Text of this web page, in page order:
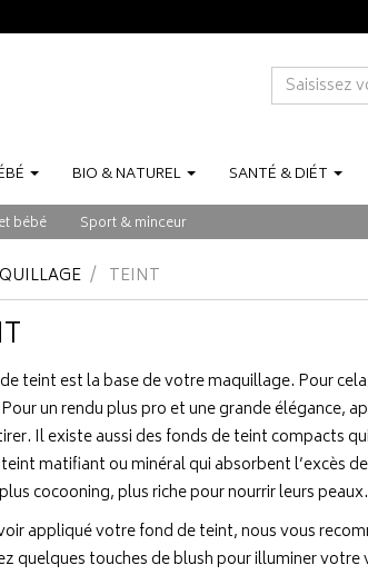
BIO &NATUREL SANTÉ &DIÉT
bébé Sport & minceur
TEINT
teint est la base de votre maquillage. Pour
un rendu plus pro et une grande élégance,
Il existe aussi des fonds de teint compacts
matifiant ou minéral qui absorbent l’excès
cocooning, plus riche pour nourrir leurs peaux.
appliqué votre fond de teint, nous vous
quelques touches de blush pour illuminer votre